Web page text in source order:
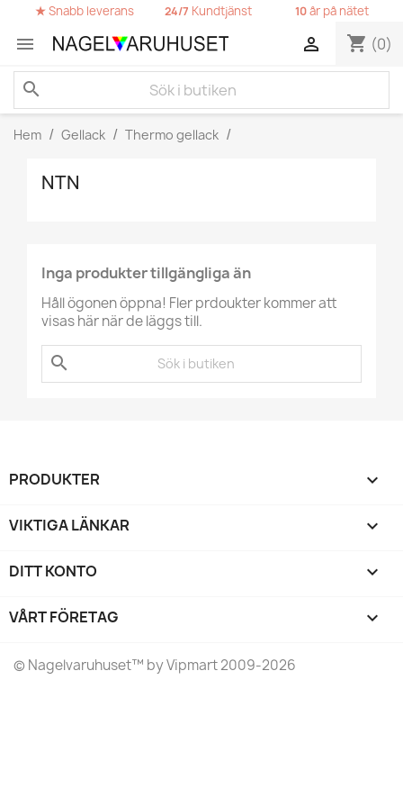
★Snabb leverans 24/7 Kundtjänst 10år på nätet
 shopping_cart (0)

search
Hem Gellack Thermo gellack
NTN
Inga produkter tillgängliga än
Håll ögonen öppna! Fler prdoukter kommer att
visas här när de läggs till.
search
PRODUKTER 
VIKTIGA LÄNKAR 
DITT KONTO 
VÅRT FÖRETAG keyboard_arrow_down
© Nagelvaruhuset™ by Vipmart 2009-2026